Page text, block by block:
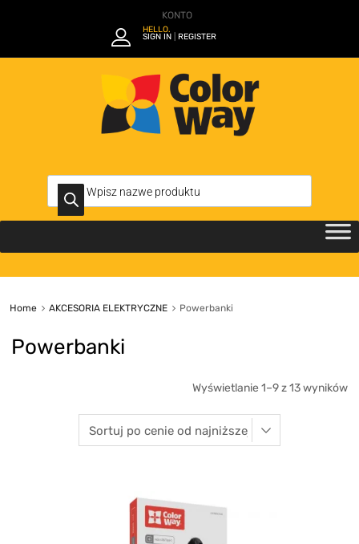
KONTO
HELLO.
SIGN IN REGISTER
Home AKCESORIA ELEKTRYCZNE Powerbanki
Powerbanki
Wyświetlanie 1–9 z 13 wyników